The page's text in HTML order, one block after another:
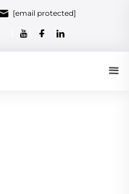
[email protected]